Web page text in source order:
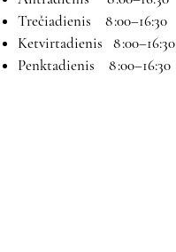
Trečiadienis 8 :00–16:30
Ketvirtadienis 8 :00–16:30
Penktadienis 8 :00–16:30